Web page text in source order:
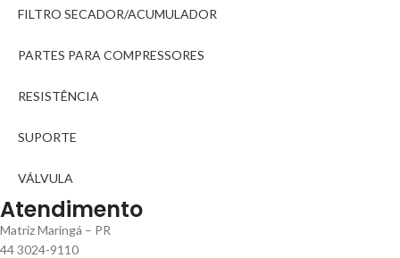
FILTRO SECADOR/ACUMULADOR
PARTES PARA COMPRESSORES
RESISTÊNCIA
SUPORTE
VÁLVULA
Atendimento
Matriz Maringá – PR
44 3024-9110